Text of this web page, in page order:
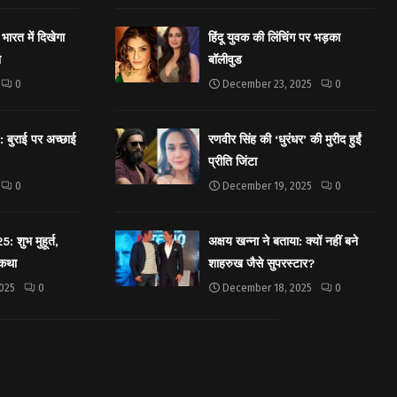
में दिखेगा
0
पर अच्छाई
0
शुभ मुहूर्त,
0
हिंदू युवक की लिंचिंग पर भड़का
बॉलीवुड
December 23, 2025 0
रणवीर सिंह की ‘धुरंधर’ की मुरीद हुईं
प्रीति जिंटा
December 19, 2025 0
अक्षय खन्ना ने बताया: क्यों नहीं बने
शाहरुख जैसे सुपरस्टार?
December 18, 2025 0